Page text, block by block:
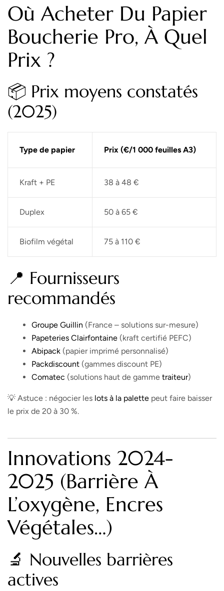
Où Acheter Du Papier
Boucherie Pro, À Quel
Prix ?
📦 Prix moyens constatés
(2025)
Type de papier Prix (€/1 000 feuilles A3)
Kraft + PE 38 à 48 €
Duplex 50 à 65 €
Biofilm végétal 75 à 110 €
📍 Fournisseurs
recommandés
Groupe Guillin (France – solutions sur-mesure)
Papeteries Clairfontaine (kraft certifié PEFC)
Abipack (papier imprimé personnalisé)
Packdiscount (gammes discount PE)
Comatec (solutions haut de gamme traiteur)
💡 Astuce : négocier les lots à la palette peut faire baisser
le prix de 20 à 30 %.
Innovations 2024-
2025 (barrière À
L’oxygène, Encres
Végétales…)
🔬 Nouvelles barrières
actives